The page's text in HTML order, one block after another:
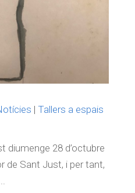
| Tallers a espais
diumenge 28 d’octubre
de Sant Just, i per tant,